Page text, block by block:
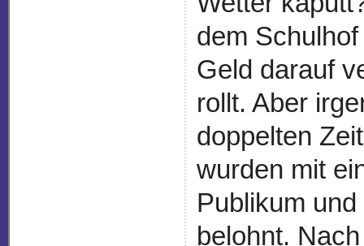
dem
Geld darauf
rollt. Aber
doppelten
wurden mit
Publikum
belohnt.